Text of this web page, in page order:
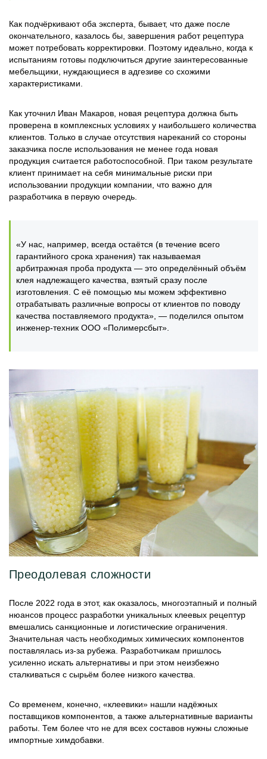
Как подчёркивают оба эксперта, бывает, что даже после
окончательного, казалось бы, завершения работ рецептура
может потребовать корректировки. Поэтому идеально, когда к
испытаниям готовы подключиться другие заинтересованные
мебельщики, нуждающиеся в адгезиве со схожими
характеристиками.
Как уточнил Иван Макаров, новая рецептура должна быть
проверена в комплексных условиях у наибольшего количества
клиентов. Только в случае отсутствия нареканий со стороны
заказчика после использования не менее года новая
продукция считается работоспособной. При таком результате
клиент принимает на себя минимальные риски при
использовании продукции компании, что важно для
разработчика в первую очередь.
«У нас, например, всегда остаётся (в течение всего
гарантийного срока хранения) так называемая
арбитражная проба продукта — это определённый объём
клея надлежащего качества, взятый сразу после
изготовления. С её помощью мы можем эффективно
отрабатывать различные вопросы от клиентов по поводу
качества поставляемого продукта», — поделился опытом
инженер-техник ООО «Полимерсбыт».
Преодолевая сложности
После 2022 года в этот, как оказалось, многоэтапный и полный
нюансов процесс разработки уникальных клеевых рецептур
вмешались санкционные и логистические ограничения.
Значительная часть необходимых химических компонентов
поставлялась из-за рубежа. Разработчикам пришлось
усиленно искать альтернативы и при этом неизбежно
сталкиваться с сырьём более низкого качества.
Со временем, конечно, «клеевики» нашли надёжных
поставщиков компонентов, а также альтернативные варианты
работы. Тем более что не для всех составов нужны сложные
импортные химдобавки.